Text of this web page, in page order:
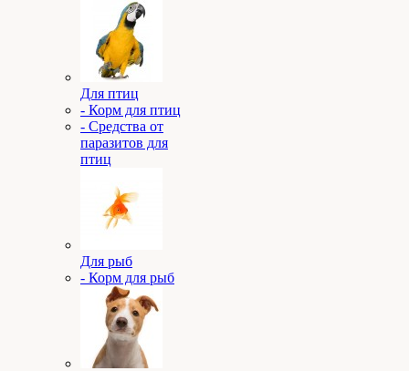
Для птиц
- Корм для птиц
- Средства от
паразитов для
птиц
Для рыб
- Корм для рыб